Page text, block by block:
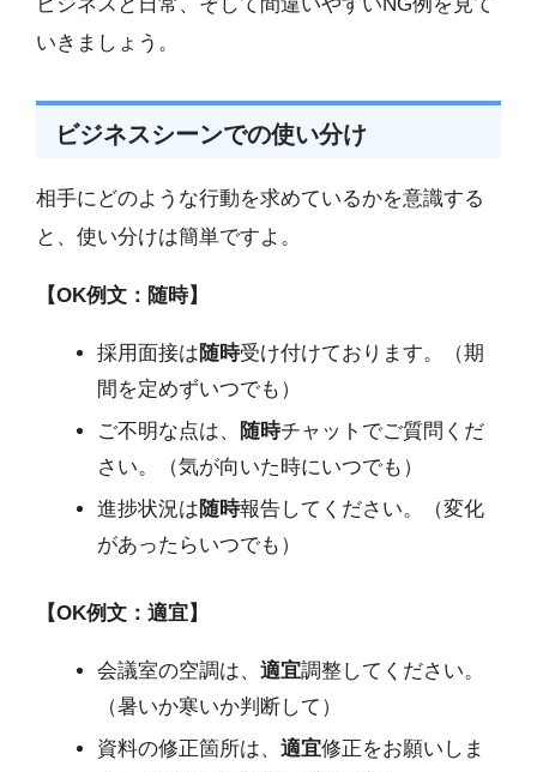
いきましょう。
ビジネスシーンでの使い分け
相手にどのような行動を求めているかを意識する
と、使い分けは簡単ですよ。
【OK例文：随時】
採用面接は随時受け付けております。（期
間を定めずいつでも）
ご不明な点は、
随時チャットでご質問くだ
さい。（気が向いた時にいつでも）
進捗状況は随時報告してください。（変化
があったらいつでも）
【OK例文：適宜】
会議室の空調は、 適宜調整してください。
（暑いか寒いか判断して）
資料の修正箇所は、 適宜修正をお願いしま